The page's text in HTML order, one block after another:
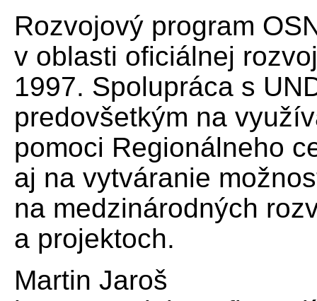
Rozvojový program
v oblasti oficiálnej
1997. Spolupráca s
predovšetkým na
pomoci Regionálneho
aj na vytváranie
na medzinárodných
a projektoch.
Martin Jaroš